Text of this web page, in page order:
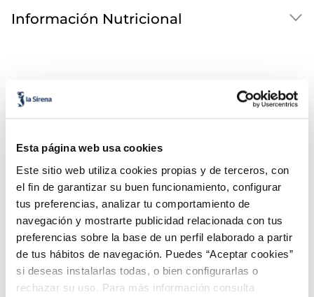
Esta página web usa cookies
Este sitio web utiliza cookies propias y de terceros, con
el fin de garantizar su buen funcionamiento, configurar
tus preferencias, analizar tu comportamiento de
navegación y mostrarte publicidad relacionada con tus
preferencias sobre la base de un perfil elaborado a partir
de tus hábitos de navegación. Puedes “Aceptar cookies”
si deseas instalarlas todas, o bien configurarlas o
rechazar su uso. Para más información consulta
Información Nutricional
¡Combínalo y hazte un menú de 10!